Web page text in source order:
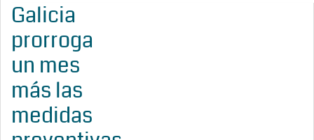
Galicia
prorroga
un mes
más las
medidas